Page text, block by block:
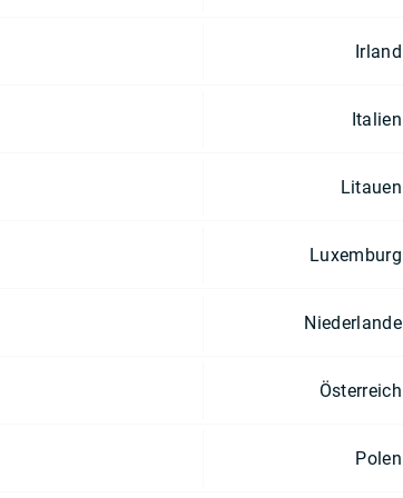
Irland
Italien
Litauen
Luxemburg
Niederlande
Österreich
Polen